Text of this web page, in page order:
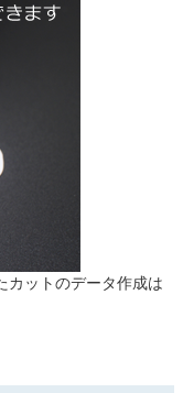
カットのデータ作成は